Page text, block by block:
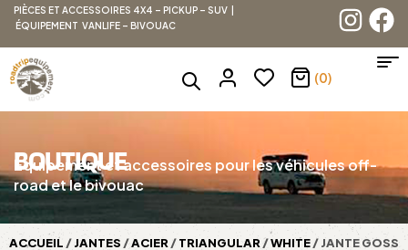
PIÈCES ET ACCESSOIRES 4X4 – PICKUP – SUV |
ÉQUIPEMENT VANLIFE – BIVOUAC
(0)
BOUTIQUE
Équipement et accessoires pour les véhicules off-
road et le bivouac
ACCUEIL /JANTES /ACIER /TRIANGULAR /WHITE/ JANTE GOSS